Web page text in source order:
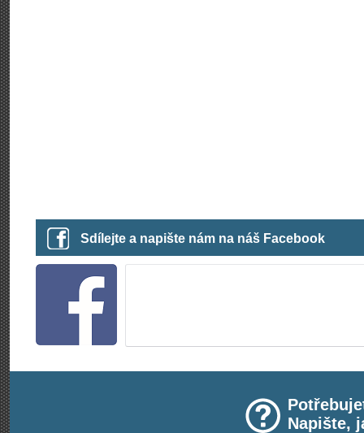
Sdílejte a napište nám na náš Facebook
Napište,